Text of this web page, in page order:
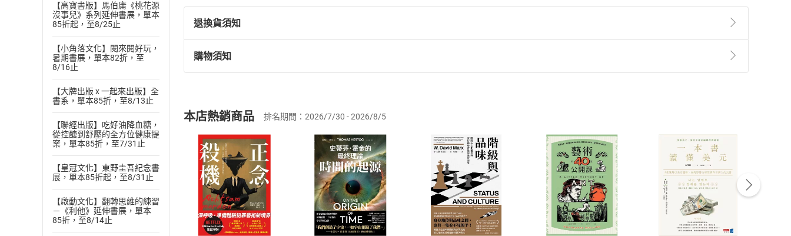
【高寶書版】馬伯庸《桃花源
沒事兒》系列延伸書展，單本
85折起，至8/25止
【小角落文化】閱來閱好玩，
暑期書展，單本82折，至
8/16止
【大牌出版 x 一起來出版】全
書系，單本85折，至8/13止
【聯經出版】吃好油降血糖，
從控醣到舒壓的全方位健康提
案，單本85折，至7/31止
【皇冠文化】東野圭吾紀念書
展，單本85折起，至8/31止
【啟動文化】翻轉思維的練習
－《利他》延伸書展，單本
85折，至8/14止
退換貨須知
退換貨規定：
(一)依消費者保護法第19條第1項後段暨通訊交易解除權合理例外情事適用準則第2條第5款之規定，「非以有形媒介提供之數位
(二)消費者訂購本店鋪之商品即代表知悉本店鋪所銷售之商品為電子書，屬非以有形媒介提供之數位內容，消費者同意若訂購後
且已下載/存取電子書，不得請求退貨退款。
退貨方式：您欲取消訂單或辦理退貨時，請登入樂天市場，並於「我的訂單」中點選「瀏覽訂單明細」
「申請取消訂單/ 退
貨」，本店鋪將依您的申請進行審核，待審核通過後將為您辦理退款事宜。
請注意，樂天市場須以整筆訂單為單位進行取消/退貨，恕無法以單支商品取消/退貨。
購物須知
挑選商品
Choose
放入購物車
Shopping cart
登入帳號
Login
付款方式
Payment
完成訂單
Complete
購書後，如何開始使用？
Step1.選擇閱讀載具 Step2.登入帳號，下載書籍後看書
本店熱銷商品 排名期間：2026/7/30 - 2026/8/5